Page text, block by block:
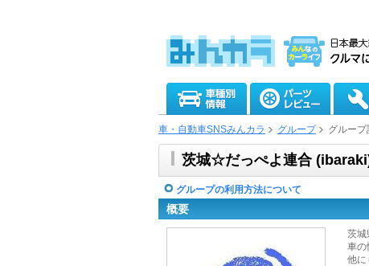
車・自動車SNSみんカラ グループ グループ
茨城☆だっぺよ連合
グループの利用方法について
概要
茨城
車の
他に